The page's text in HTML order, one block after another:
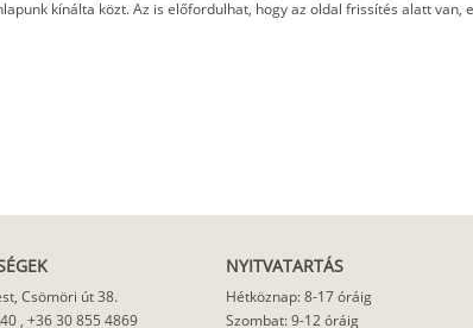
kínálta közt. Az is előfordulhat, hogy az oldal frissítés alatt van,
Csömöri út 38.
, +36 30 855 4869
NYITVATARTÁS
Hétköznap: 8-17 óráig
Szombat: 9-12 óráig